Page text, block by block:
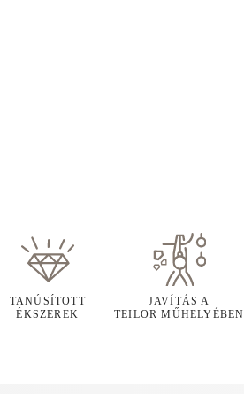
TANÚSÍTOTT
ÉKSZEREK
JAVÍTÁS A
TEILOR MŰHELYÉBEN